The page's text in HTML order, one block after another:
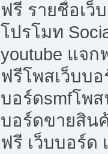
ฟรี รายชื่อเว็
โปรโมท
youtube แจก
ฟรีโพสเว็บบอ
บอร์ดsmfโพ
บอร์ดขายสิน
ฟรี เว็บบอร์ด